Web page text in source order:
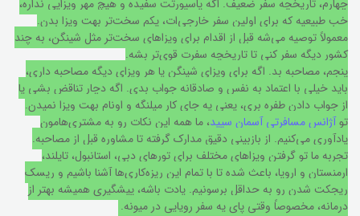
خب طبیعیه که برای اولین سفر خارجی‌ات، یکم سخت‌تر بهت ویزا بدن.
معمولاً توصیه می‌شه قبل از اقدام برای ویزاهای سخت‌تر مثل شینگن، به چند
کشور دیگه سفر کنی تا تاریخچه سفرت قوی‌تر بشه.
پنجم، مصاحبه بد. اگه برای ویزای شینگن یا هر ویزای دیگه مصاحبه داری،
باید خیلی با اعتماد به نفس و صادقانه جواب بدی. اگه دچار تناقض بشی یا
از جواب دادن طفره بری، یعنی یه جای کار میلنگه و اونام بهت ویزا نمیدن.
توآژانس مسافرتی آسمان سپید، ما همه این نکات رو به مشتری‌هامون
یادآوری می‌کنیم. از بازبینی دقیق مدارک گرفته تا مشاوره قبل از مصاحبه.
تجربه ما تو گرفتن ویزاهای مختلف برای تورهای دبی، استانبول، تایلند،
ارمنستان و اروپا، باعث شده تا با تمام این ریزه‌کاری‌ها آشنا باشیم و ریسک
ریجکت شدن رو به حداقل برسونیم. یادت باشه، پیشگیری همیشه بهتر از
درمانه، مخصوصاً وقتی پای یه سفر رویایی در میونه.